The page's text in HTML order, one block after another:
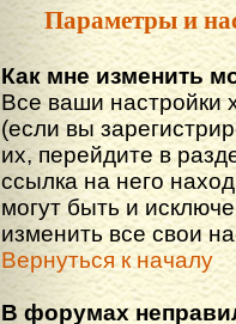
Параметры и
Как мне изменить
Все ваши настройки
(если вы
их, перейдите в
ссылка на него
могут быть и
изменить все свои
Вернуться к началу
В форумах